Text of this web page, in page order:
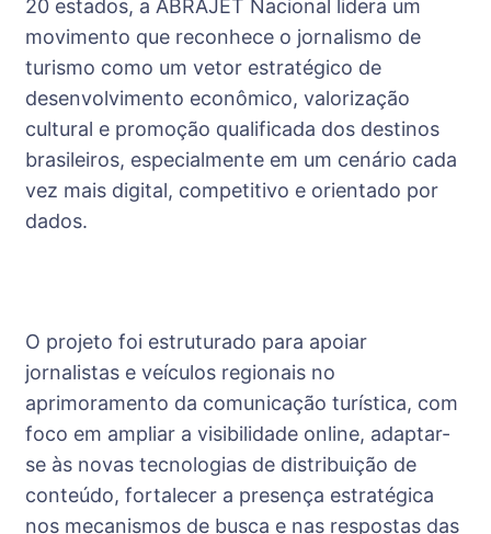
20 estados, a ABRAJET Nacional lidera um
movimento que reconhece o jornalismo de
turismo como um vetor estratégico de
desenvolvimento econômico, valorização
cultural e promoção qualificada dos destinos
brasileiros, especialmente em um cenário cada
vez mais digital, competitivo e orientado por
dados.
O projeto foi estruturado para apoiar
jornalistas e veículos regionais no
aprimoramento da comunicação turística, com
foco em ampliar a visibilidade online, adaptar-
se às novas tecnologias de distribuição de
conteúdo, fortalecer a presença estratégica
nos mecanismos de busca e nas respostas das